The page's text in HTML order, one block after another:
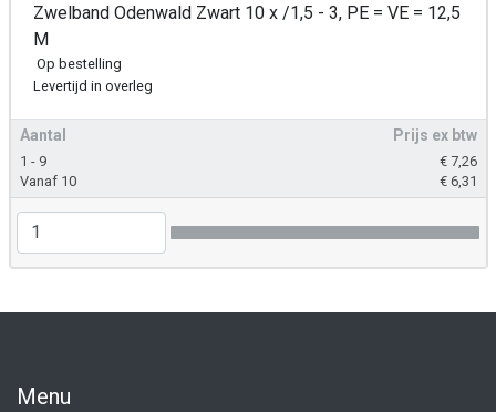
Zwelband Odenwald Zwart 10 x /1,5 - 3, PE = VE = 12,5
M
Op bestelling
Levertijd in overleg
Aantal Prijs ex btw
1 - 9 € 7,26
Vanaf 10
€ 6,31
Menu